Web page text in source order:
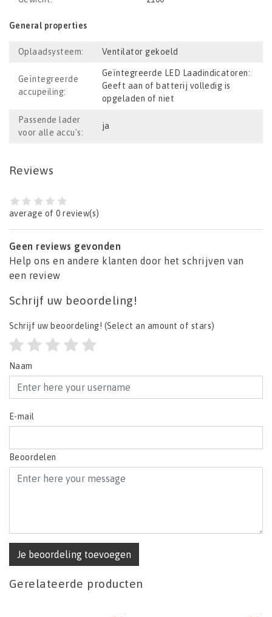
General properties
Oplaadsysteem: Ventilator gekoeld
Geïntegreerde
accupeiling:
Geïntegreerde LED Laadindicatoren:
Geeft aan of batterij volledig is
opgeladen of niet
Passende lader
voor alle accu's:
ja
Reviews
average of 0 review(s)
Geen reviews gevonden
Help ons en andere klanten door het schrijven van
een review
Schrijf uw beoordeling!
Schrijf uw beoordeling! (Select an amount of stars)
Naam
E-mail
Beoordelen
Je beoordeling toevoegen
Gerelateerde producten